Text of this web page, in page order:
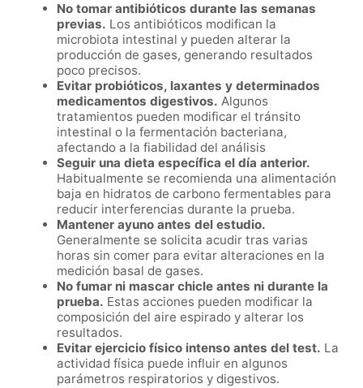
No tomar antibióticos durante las semanas
previas. Los antibióticos modifican la
microbiota intestinal y pueden alterar la
producción de gases, generando resultados
poco precisos.
Evitar probióticos, laxantes y determinados
medicamentos digestivos. Algunos
tratamientos pueden modificar el tránsito
intestinal o la fermentación bacteriana,
afectando a la fiabilidad del análisis
Seguir una dieta específica el día anterior.
Habitualmente se recomienda una alimentación
baja en hidratos de carbono fermentables para
reducir interferencias durante la prueba.
Mantener ayuno antes del estudio.
Generalmente se solicita acudir tras varias
horas sin comer para evitar alteraciones en la
medición basal de gases.
No fumar ni mascar chicle antes ni durante la
prueba. Estas acciones pueden modificar la
composición del aire espirado y alterar los
resultados.
Evitar ejercicio físico intenso antes del test. La
actividad física puede influir en algunos
parámetros respiratorios y digestivos.